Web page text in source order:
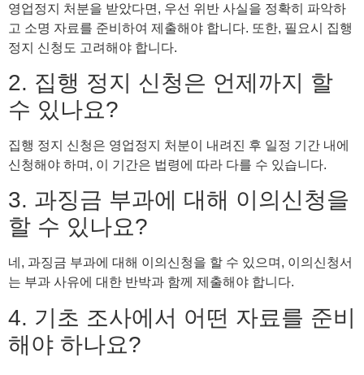
영업정지 처분을 받았다면, 우선 위반 사실을 정확히 파악하
고 소명 자료를 준비하여 제출해야 합니다. 또한, 필요시 집행
정지 신청도 고려해야 합니다.
2. 집행 정지 신청은 언제까지 할
수 있나요?
집행 정지 신청은 영업정지 처분이 내려진 후 일정 기간 내에
신청해야 하며, 이 기간은 법령에 따라 다를 수 있습니다.
3. 과징금 부과에 대해 이의신청을
할 수 있나요?
네, 과징금 부과에 대해 이의신청을 할 수 있으며, 이의신청서
는 부과 사유에 대한 반박과 함께 제출해야 합니다.
4. 기초 조사에서 어떤 자료를 준비
해야 하나요?